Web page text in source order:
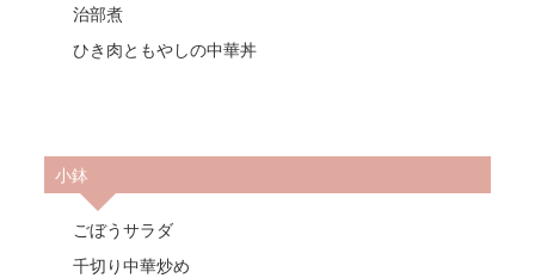
治部煮
ひき肉ともやしの中華丼
小鉢
ごぼうサラダ
千切り中華炒め